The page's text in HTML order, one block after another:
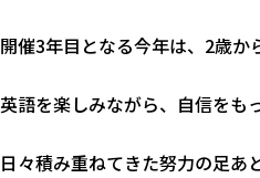
開催3年目となる今年は、2歳か
英語を楽しみながら、自信をも
日々積み重ねてきた努力の足あ